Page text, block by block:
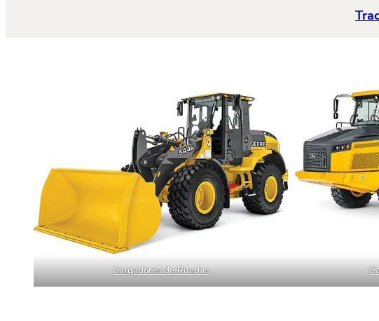
Cargadores de Ruedas